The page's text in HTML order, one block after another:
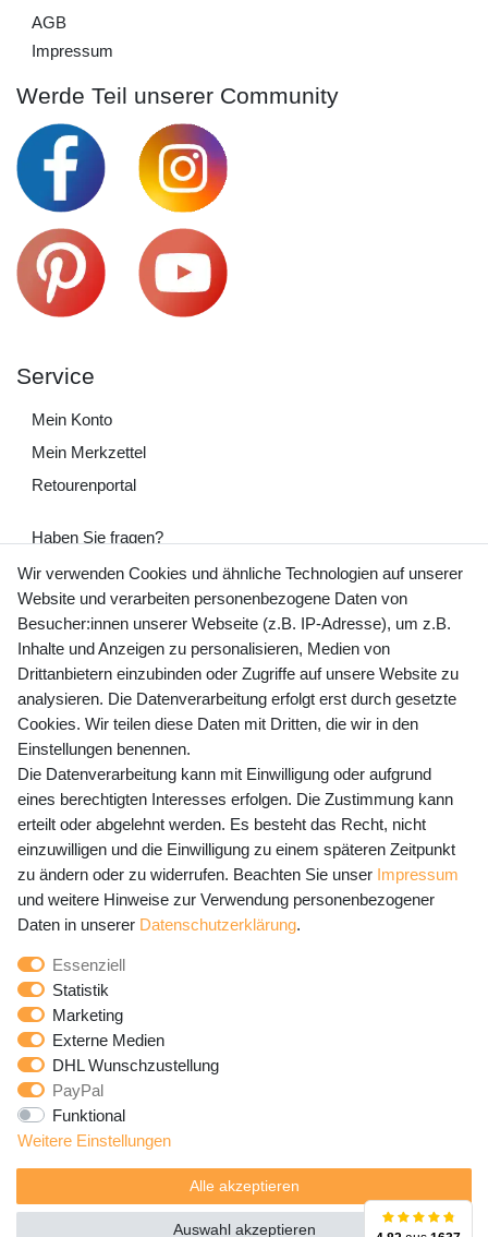
AGB
Impressum
Werde Teil unserer Community
Service
Mein Konto
Mein Merkzettel
Retourenportal
Haben Sie fragen?
+49 (0) 35243 460 400
Mo-Fr 9-15 Uhr
shop@banjado.com
Preisangaben inkl. gesetzl. MwSt. und zzgl. Service- und
Versandkosten
Newsletter Anmeldung - Keine Angebote
mehr verpassen!
E-MAIL **
Newsletter
Honig
Hiermit bestätige ich, dass ich die
gelesen habe. Meine Einwilligung kann ich jederzeit
widerrufen.**
** Hierbei handelt es sich um ein Pflichtfeld.
Wir verwenden Cookies und ähnliche Technologien auf unserer
Website und verarbeiten personenbezogene Daten von
Besucher:innen unserer Webseite (z.B. IP-Adresse), um z.B.
Inhalte und Anzeigen zu personalisieren, Medien von
Drittanbietern einzubinden oder Zugriffe auf unsere Website zu
analysieren. Die Datenverarbeitung erfolgt erst durch gesetzte
Cookies. Wir teilen diese Daten mit Dritten, die wir in den
Einstellungen benennen.
Die Datenverarbeitung kann mit Einwilligung oder aufgrund
eines berechtigten Interesses erfolgen. Die Zustimmung kann
erteilt oder abgelehnt werden. Es besteht das Recht, nicht
einzuwilligen und die Einwilligung zu einem späteren Zeitpunkt
zu ändern oder zu widerrufen. Beachten Sie unser Impressum
und weitere Hinweise zur Verwendung personenbezogener
Daten in unserer Daten­schutz­erklärung.
Essenziell
Statistik
Marketing
Externe Medien
DHL Wunschzustellung
PayPal
Funktional
Weitere Einstellungen
Alle akzeptieren
Auswahl akzeptieren